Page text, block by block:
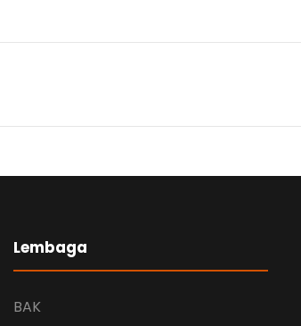
Lembaga
BAK